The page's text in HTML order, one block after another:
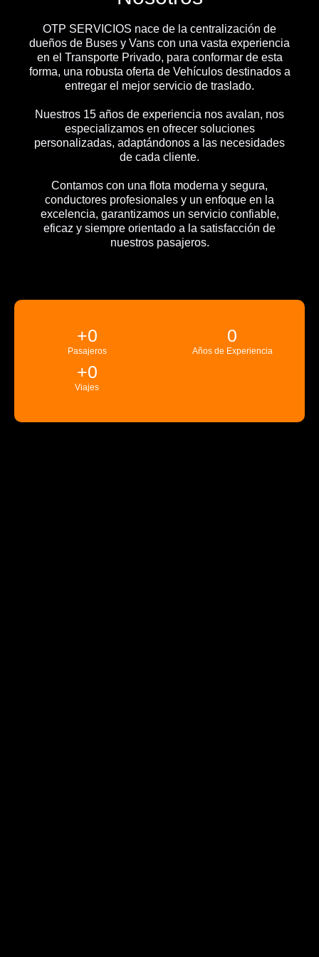
OTP SERVICIOS nace de la centralización de
dueños de Buses y Vans con una vasta experiencia
en el Transporte Privado, para conformar de esta
forma, una robusta oferta de Vehículos destinados a
entregar el mejor servicio de traslado.
Nuestros 15 años de experiencia nos avalan, nos
especializamos en ofrecer soluciones
personalizadas, adaptándonos a las necesidades
de cada cliente.
Contamos con una flota moderna y segura,
conductores profesionales y un enfoque en la
excelencia, garantizamos un servicio confiable,
eficaz y siempre orientado a la satisfacción de
nuestros pasajeros.
Pasajeros
+0
Años de Experiencia
0
Viajes
+0